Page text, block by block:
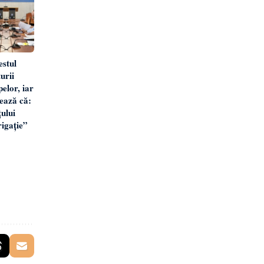
iar
că: